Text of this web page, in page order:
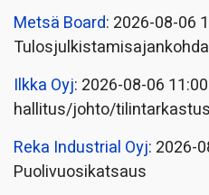
Metsä Board: 2026-08-06
Ilkka Oyj: 2026-08-06
hallitus/johto/tilintarkastus
Reka Industrial Oyj: 2026-
Puolivuosikatsaus